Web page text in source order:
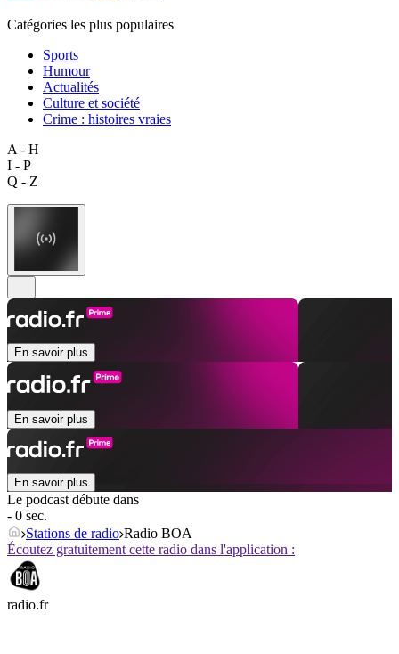
Catégories les plus populaires
Sports
Humour
Actualités
Culture et société
Crime : histoires vraies
A - H
I - P
Q - Z
En savoir plus
En savoir plus
En savoir plus
Le podcast débute dans
- 0 sec.
Stations de radio Radio BOA
Écoutez gratuitement cette radio dans l'application :
radio.fr